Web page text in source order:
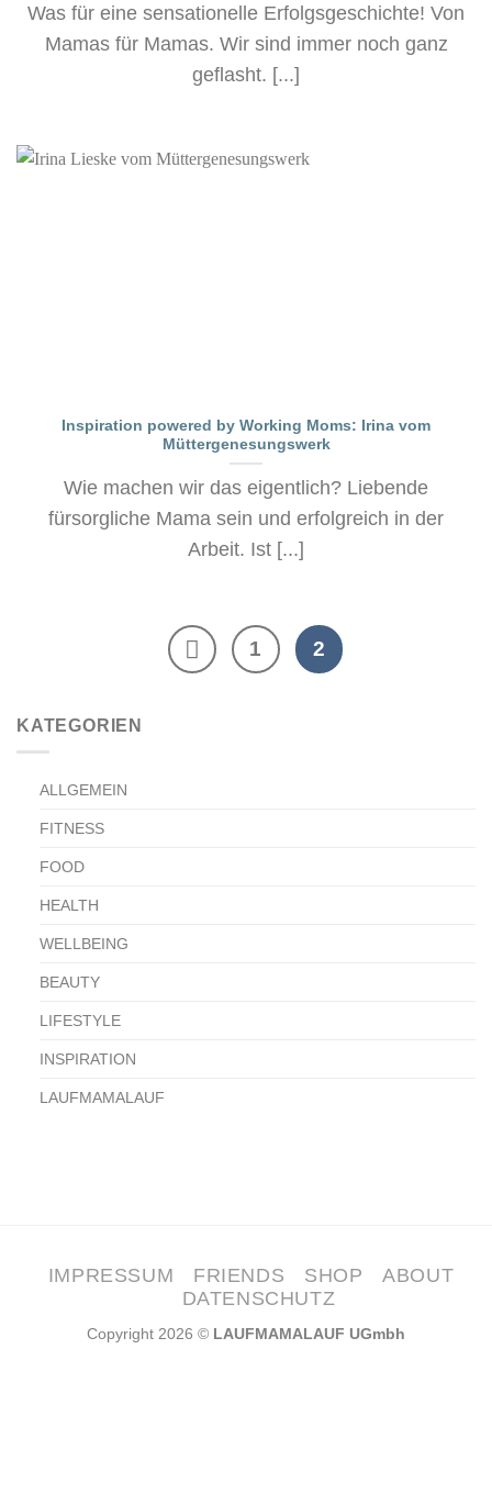
KATEGORIEN
ALLGEMEIN
FITNESS
FOOD
HEALTH
WELLBEING
BEAUTY
LIFESTYLE
INSPIRATION
LAUFMAMALAUF
Was für eine sensationelle Erfolgsgeschichte! Von
Mamas für Mamas. Wir sind immer noch ganz
geflasht. [...]
Inspiration powered by Working Moms: Irina vom
Müttergenesungswerk
Wie machen wir das eigentlich? Liebende
fürsorgliche Mama sein und erfolgreich in der
Arbeit. Ist [...]
1 2
IMPRESSUM FRIENDS SHOP
ABOUT
DATENSCHUTZ
Copyright 2026 © LAUFMAMALAUF UGmbh